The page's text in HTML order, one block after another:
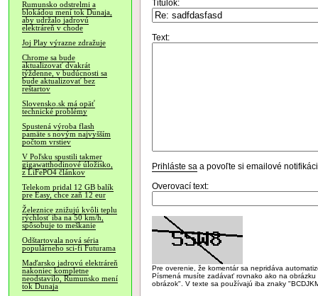
Rumunsko odstrelmi a
blokádou mení tok Dunaja,
aby udržalo jadrovú
elektráreň v chode
Joj Play výrazne zdražuje
Chrome sa bude
aktualizovať dvakrát
týždenne, v budúcnosti sa
bude aktualizovať bez
reštartov
Slovensko.sk má opäť
technické problémy
Spustená výroba flash
pamäte s novým najvyšším
počtom vrstiev
V Poľsku spustili takmer
gigawatthodinové úložisko,
z LiFePO4 článkov
Telekom pridal 12 GB balík
pre Easy, chce zaň 12 eur
Železnice znižujú kvôli teplu
rýchlosť iba na 50 km/h,
spôsobuje to meškanie
Odštartovala nová séria
populárneho sci-fi Futurama
Maďarsko jadrovú elektráreň
nakoniec kompletne
neodstavilo, Rumunsko mení
tok Dunaja
Titulok:
Text:
Prihláste sa a povoľte si emailové
Overovací text:
Pre overenie, že komentár sa nepridáva
Písmená musíte zadávať rovnako ako na
obrázok". V texte sa používajú iba znaky